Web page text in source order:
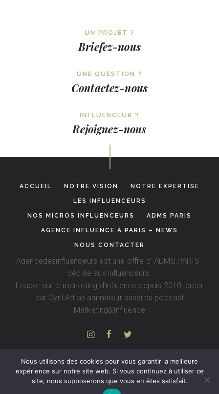
UN PROJET ?
Briefez-nous
UNE QUESTION ?
Contactez-nous
INFLUENCEUR ?
Rejoignez-nous
ACCUEIL NOTRE VISION NOTRE EXPERTISE
LES INFLUENCEURS
NOS MICROS INFLUENCEURS ADMS PARIS
AGENCE INFLUENCE À PARIS – NEWS
NOUS CONTACTER
Agencedesinfluenceurs est une offre d’ADMS.PARIS ,
dédiée aux influenceurs.
Leader sur le marketing d’influence depuis 2010, créer
par Cyril Attias animateur aussi du podcast
Marketing&Influence
Nous utilisons des cookies pour vous garantir la meilleure
expérience sur notre site web. Si vous continuez à utiliser ce
site, nous supposerons que vous en êtes satisfait.